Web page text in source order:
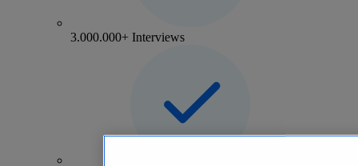
3.000.000+ Interviews